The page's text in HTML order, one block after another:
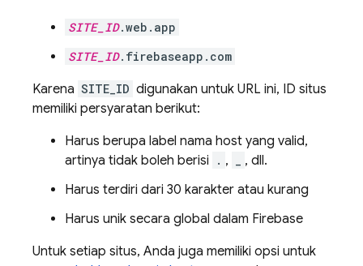
SITE_ID.web.app
SITE_ID.firebaseapp.com
Karena SITE_ID digunakan untuk URL ini, ID situs
memiliki persyaratan berikut:
Harus berupa label nama host yang valid,
artinya tidak boleh berisi
. ,
, dll.
Harus terdiri dari 30 karakter atau kurang
Harus unik secara global dalam Firebase
Untuk setiap situs, Anda juga memiliki opsi untuk